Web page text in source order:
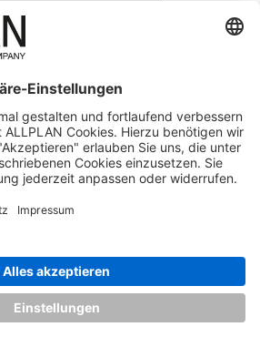
LinkedIn
auf Xingauf Facebook
ALLPLAN auf YouTube
GmbH
Nemetschek Group